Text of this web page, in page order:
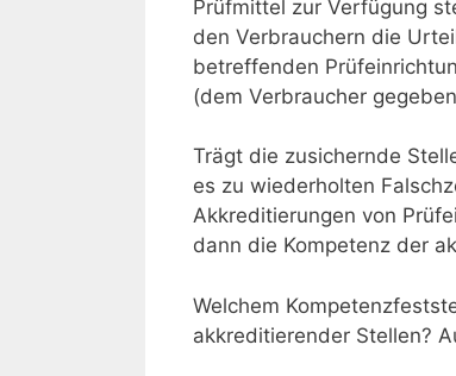
Prüfmittel zur Verfügung
den Verbrauchern die
betreffenden
(dem Verbraucher
Trägt die zusichernde
es zu wiederholten
Akkreditierungen von
dann die Kompetenz der
Welchem
akkreditierender Stellen?